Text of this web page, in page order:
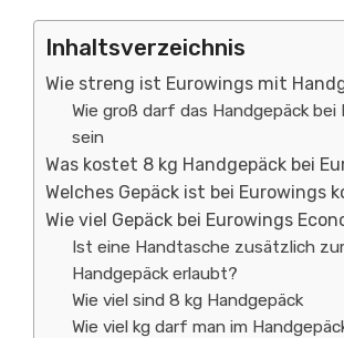
Inhaltsverzeichnis
Wie streng ist Eurowings mit
Wie groß darf das Handgepäck bei
sein
Was kostet 8 kg Handgepäck bei
Welches Gepäck ist bei Eurowings
Wie viel Gepäck bei Eurowings
Ist eine Handtasche zusätzlich
Handgepäck erlaubt?
Wie viel sind 8 kg Handgepäck
Wie viel kg darf man im